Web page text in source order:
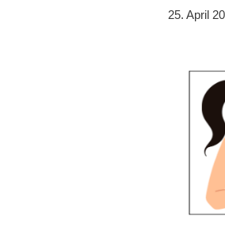
25. April